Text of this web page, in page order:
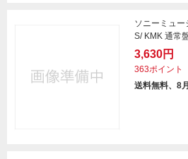
ソニーミュ
S/ KMK 通常
3,630円
363ポイント
送料無料、8